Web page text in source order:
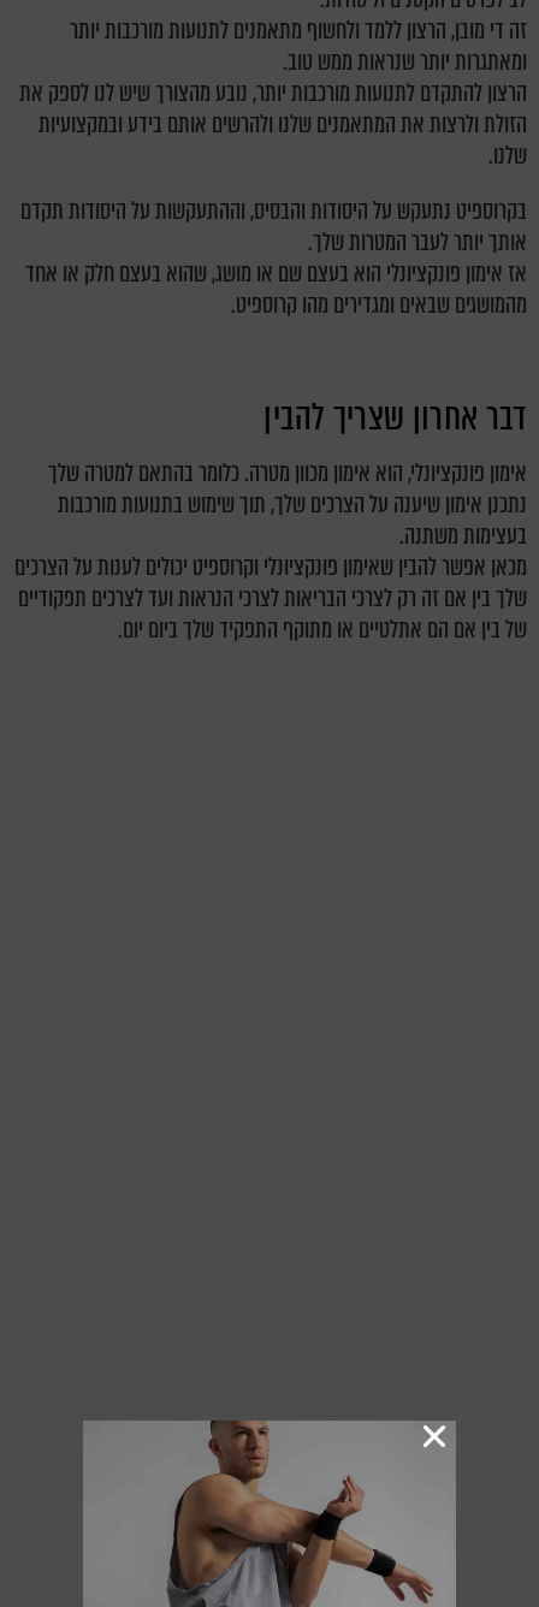
זה די מובן, הרצון ללמד ולחשוף מתאמנים לתנועות מורכבות יותר
ומאתגרות יותר שנראות ממש טוב.
הרצון להתקדם לתנועות מורכבות יותר, נובע מהצורך שיש לנו לספק את
הזולת ולרצות את המתאמנים שלנו ולהרשים אותם בידע ובמקצועיות
שלנו.
בקרוספיט נתעקש על היסודות והבסיס, וההתעקשות על היסודות תקדם
אותך יותר לעבר המטרות שלך.
אז אימון פונקציונלי הוא בעצם שם או מושג, שהוא בעצם חלק או אחד
מהמושגים שבאים ומגדירים מהו קרוספיט.
דבר אחרון שצריך להבין
אימון פונקציונלי, הוא אימון מכוון מטרה. כלומר בהתאם למטרה שלך
נתכנן אימון שיענה על הצרכים שלך, תוך שימוש בתנועות מורכבות
בעצימות משתנה.
מכאן אפשר להבין שאימון פונקציונלי וקרוספיט יכולים לענות על הצרכים
שלך בין אם זה רק לצרכי הבריאות לצרכי הנראות ועד לצרכים תפקודיים
של בין אם הם אתלטיים או מתוקף התפקיד שלך ביום יום.